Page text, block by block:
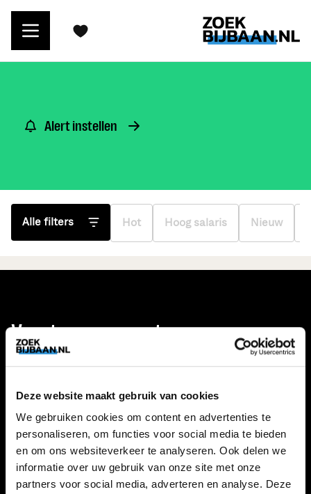
Deze website maakt gebruik van cookies
We gebruiken cookies om content en advertenties te
personaliseren, om functies voor social media te bieden
en om ons websiteverkeer te analyseren. Ook delen we
informatie over uw gebruik van onze site met onze
partners voor social media, adverteren en analyse. Deze
Alert instellen
Alle filters Hot Hoog salaris Nieuw
Vacatures per sector
HORECA